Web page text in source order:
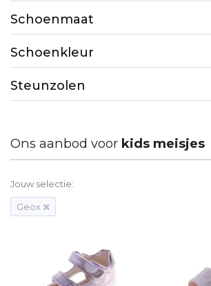
Schoenmaat
Schoenkleur
Steunzolen
Ons aanbod voor kids meisjes
Jouw selectie:
Geox